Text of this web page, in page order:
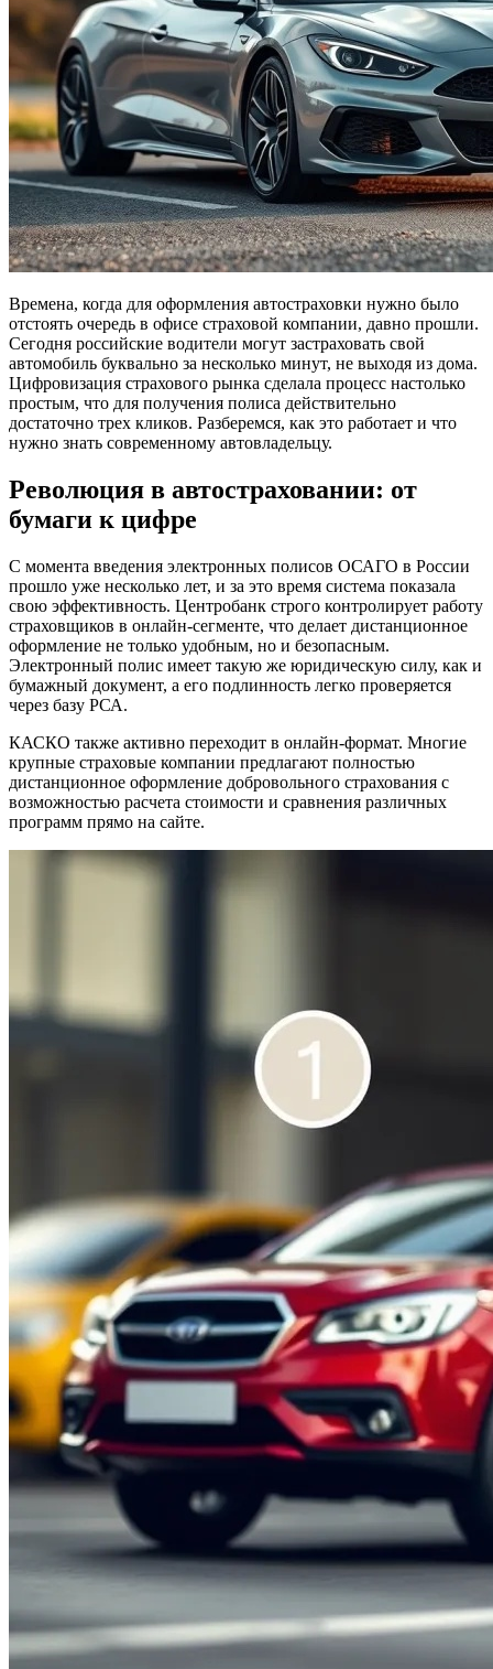
Времена, когда для оформления автостраховки нужно было
отстоять очередь в офисе страховой компании, давно прошли.
Сегодня российские водители могут застраховать свой
автомобиль буквально за несколько минут, не выходя из дома.
Цифровизация страхового рынка сделала процесс настолько
простым, что для получения полиса действительно
достаточно трех кликов. Разберемся, как это работает и что
нужно знать современному автовладельцу.
Революция в автостраховании: от
бумаги к цифре
С момента введения электронных полисов ОСАГО в России
прошло уже несколько лет, и за это время система показала
свою эффективность. Центробанк строго контролирует работу
страховщиков в онлайн-сегменте, что делает дистанционное
оформление не только удобным, но и безопасным.
Электронный полис имеет такую же юридическую силу, как и
бумажный документ, а его подлинность легко проверяется
через базу РСА.
КАСКО также активно переходит в онлайн-формат. Многие
крупные страховые компании предлагают полностью
дистанционное оформление добровольного страхования с
возможностью расчета стоимости и сравнения различных
программ прямо на сайте.